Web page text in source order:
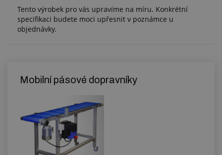
Tento výrobek pro vás upravíme na míru. Konkrétní
specifikaci budete moci upřesnit v poznámce u
objednávky.
Mobilní pásové dopravníky